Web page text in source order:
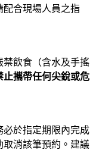
配合現場人員之指
禁飲食（含水及手搖
止攜帶任何尖銳或危
必於指定期限內完成
取消該筆預約。建議